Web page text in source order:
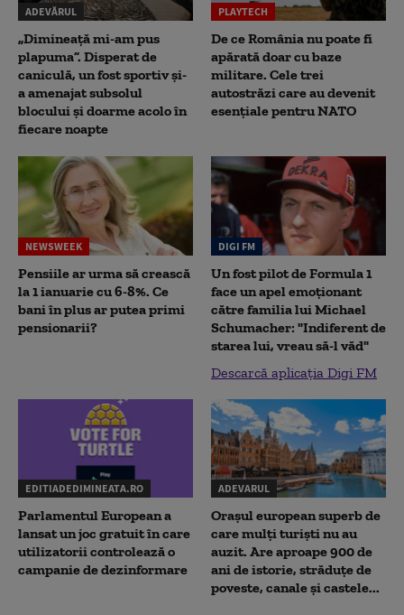
ADEVĂRUL
„Dimineață mi-am pus
plapuma”. Disperat de
caniculă, un fost sportiv și-
a amenajat subsolul
blocului și doarme acolo în
fiecare noapte
PLAYTECH
De ce România nu poate fi
apărată doar cu baze
militare. Cele trei
autostrăzi care au devenit
esențiale pentru NATO
NEWSWEEK
Pensiile ar urma să crească
la 1 ianuarie cu 6-8%. Ce
bani în plus ar putea primi
pensionarii?
DIGI FM
Un fost pilot de Formula 1
face un apel emoționant
către familia lui Michael
Schumacher: "Indiferent de
starea lui, vreau să-l văd"
Descarcă aplicația Digi FM
EDITIADEDIMINEATA.RO
Parlamentul European a
lansat un joc gratuit în care
utilizatorii controlează o
campanie de dezinformare
ADEVARUL
Orașul european superb de
care mulți turiști nu au
auzit. Are aproape 900 de
ani de istorie, străduțe de
poveste, canale și castele...